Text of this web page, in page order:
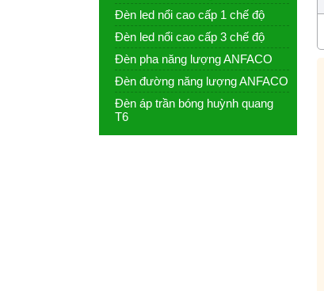
Đèn led nổi cao cấp 1 chế độ
Đèn led nổi cao cấp 3 chế độ
Đèn pha năng lượng ANFACO
Đèn đường năng lượng ANFACO
Đèn áp trần bóng huỳnh quang
T6